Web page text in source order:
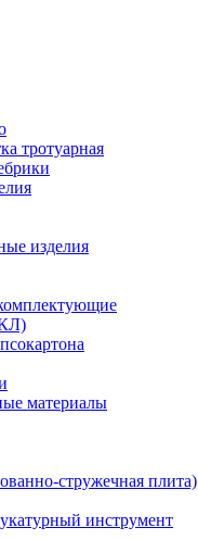
тротуарная
изделия
материалы
стружечная плита)
инструмент